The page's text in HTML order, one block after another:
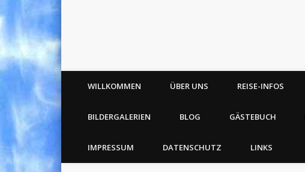
WILLKOMMEN ÜBER UNS REISE-INFOS
BILDERGALERIEN BLOG GÄSTEBUCH
IMPRESSUM DATENSCHUTZ LINKS